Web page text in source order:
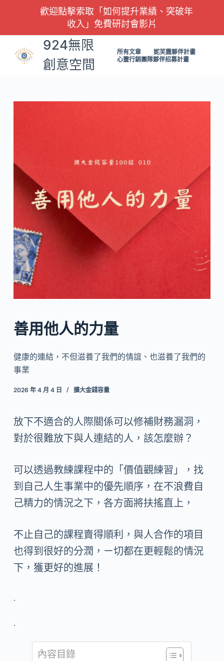
主
要
924無限
創意空間
所有文章
妮芙露夥伴計畫
心靈行銷團隊夥伴招募計畫
善用他人的力量
健康的連結，不但滋養了我們的情誼、也滋養了我們的
事業
2026 年 4 月 4 日 擴大金錢容量
放下不適合的人際關係可以修補財務漏洞，
對於很難放下與人連結的人，該怎麼辦？
可以透過教練課程中的「價值觀練習」，找
到自己人生事業中的優先順序，在不浪費自
己精力的情況之下，各方面將扶搖直上，
不止自己的課程賣得順利，與人合作的項目
也得到很好的分潤，ㄧ切都在更輕鬆的情況
下，獲更好的進展！
.
.
內容目錄
歡迎點擊索取「如何提升業績、突破年
收入」免費研討會影片